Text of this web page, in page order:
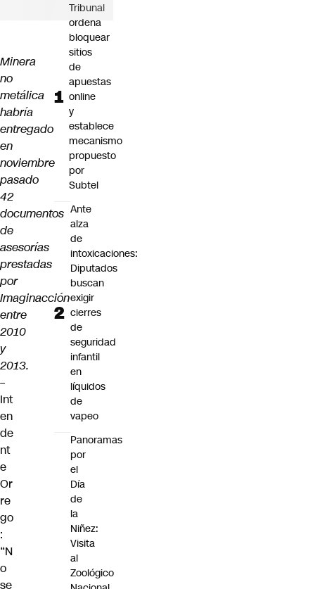
Minera
no
metálica
habría
entregado
en
noviembre
pasado
42
documentos
de
asesorías
prestadas
por
Imaginacción
entre
2010
y
2013.
–
Int
en
de
nt
e
Or
re
go
:
“N
o
se
Tribunal
ordena
bloquear
sitios
de
apuestas
online
y
establece
mecanismo
propuesto
por
Subtel
Ante
alza
de
intoxicaciones:
Diputados
buscan
exigir
cierres
de
seguridad
infantil
en
líquidos
de
vapeo
Panoramas
por
el
Día
de
la
Niñez:
Visita
al
Zoológico